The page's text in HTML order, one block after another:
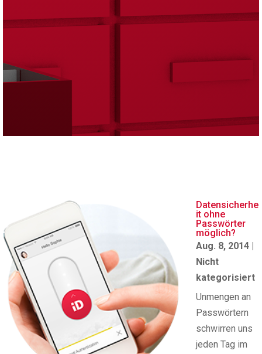
Datensicherhe
it ohne
Passwörter
möglich?
Aug. 8, 2014 |
Nicht
kategorisiert
Unmengen an
Passwörtern
schwirren uns
jeden Tag im